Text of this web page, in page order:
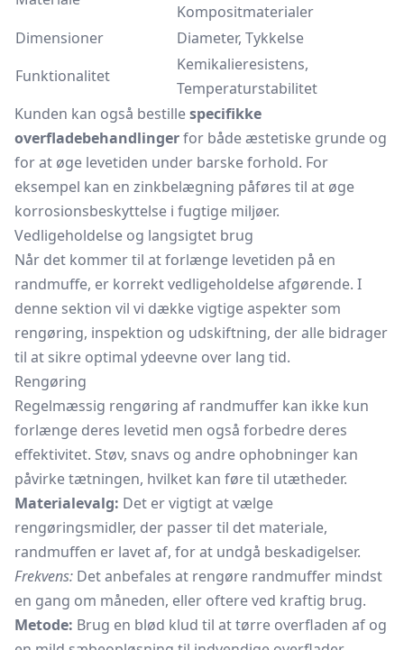
Kompositmaterialer
Dimensioner
Diameter, Tykkelse
Funktionalitet
Kemikalieresistens,
Temperaturstabilitet
Kunden kan også bestillespecifikke
overfladebehandlingerfor både æstetiske grunde og
for at øge levetiden under barske forhold. For
eksempel kan en zinkbelægning påføres til at øge
korrosionsbeskyttelse i fugtige miljøer.
Vedligeholdelse og langsigtet brug
Når det kommer til at forlænge levetiden på en
randmuffe, er korrekt vedligeholdelse afgørende. I
denne sektion vil vi dække vigtige aspekter som
rengøring, inspektion og udskiftning, der alle bidrager
til at sikre optimal ydeevne over lang tid.
Rengøring
Regelmæssig rengøring af randmuffer kan ikke kun
forlænge deres levetid men også forbedre deres
effektivitet. Støv, snavs og andre ophobninger kan
påvirke tætningen, hvilket kan føre til utætheder.
Materialevalg: Det er vigtigt at vælge
rengøringsmidler, der passer til det materiale,
randmuffen er lavet af, for at undgå beskadigelser.
Frekvens: Det anbefales at rengøre randmuffer mindst
en gang om måneden, eller oftere ved kraftig brug.
Metode: Brug en blød klud til at tørre overfladen af og